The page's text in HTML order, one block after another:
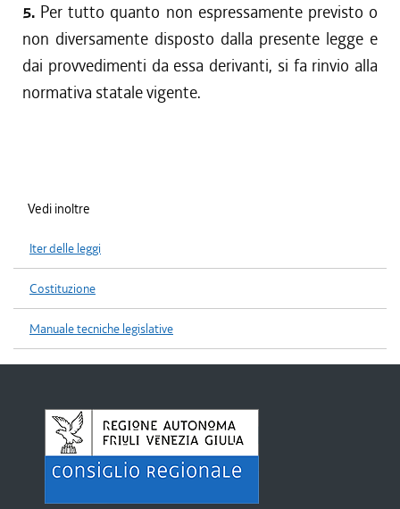
5. Per tutto quanto non espressamente previsto o
non diversamente disposto dalla presente legge e
dai provvedimenti da essa derivanti, si fa rinvio alla
normativa statale vigente.
Vedi inoltre
Iter delle leggi
Costituzione
Manuale tecniche legislative